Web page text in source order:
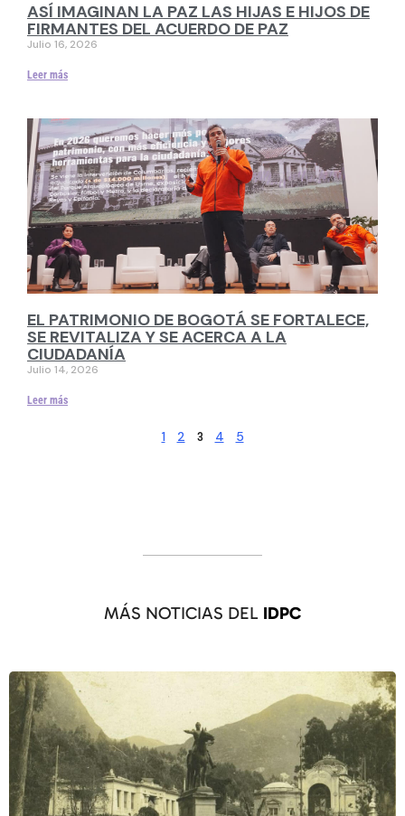
ASÍ IMAGINAN LA PAZ LAS HIJAS E HIJOS DE
FIRMANTES DEL ACUERDO DE PAZ
Julio 16, 2026
Leer más
EL PATRIMONIO DE BOGOTÁ SE FORTALECE,
SE REVITALIZA Y SE ACERCA A LA
CIUDADANÍA
Julio 14, 2026
Leer más
1 2 3 4 5
MÁS NOTICIAS DEL IDPC